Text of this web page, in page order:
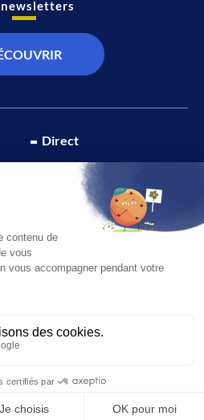
Direct
À propos de nous
Recevoir la chaîne
newsletters
réalisé par le Studio Ikadia